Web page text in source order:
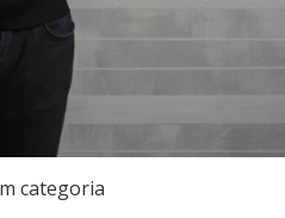
categoria